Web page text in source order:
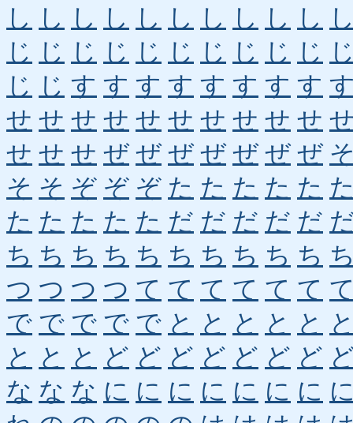
し し し し し し し し し し
じ じ じ じ じ じ じ じ じ じ
じ じ す す す す す す す す
せ せ せ せ せ せ せ せ せ せ
せ せ せ ぜ ぜ ぜ ぜ ぜ ぜ ぜ
そ そ ぞ ぞ ぞ た た た た た
た た た た た だ だ だ だ だ
ち ち ち ち ち ち ち ち ち ち
つ つ つ つ て て て て て て
で で で で で と と と と と
と と と ど ど ど ど ど ど ど
な な な に に に に に に に